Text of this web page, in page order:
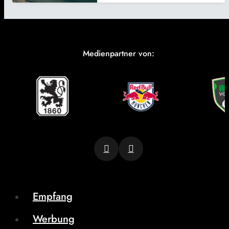
Medienpartner von:
Empfang
Werbung